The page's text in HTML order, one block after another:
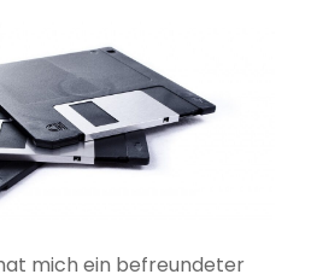
mich ein befreundeter